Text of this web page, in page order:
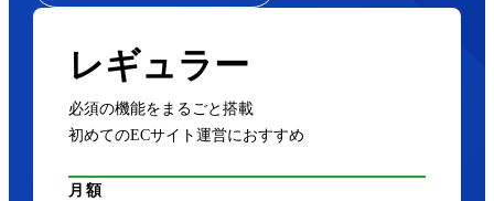
レギュラー
必須の機能をまるごと搭載
初めてのECサイト運営におすすめ
月額